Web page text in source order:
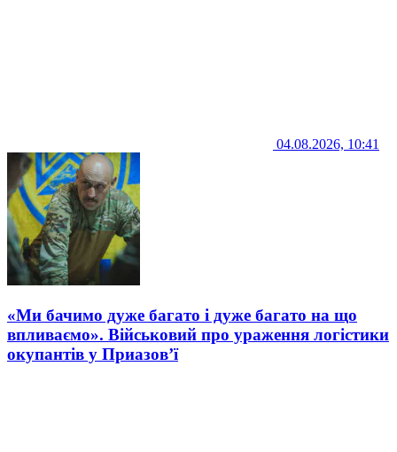
04.08.2026, 10:41
«Ми бачимо дуже багато і дуже багато на що
впливаємо». Військовий про ураження логістики
окупантів у Приазов’ї